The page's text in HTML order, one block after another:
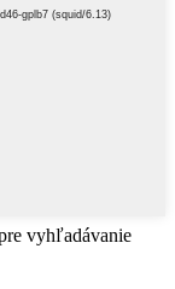
vyhľadávanie